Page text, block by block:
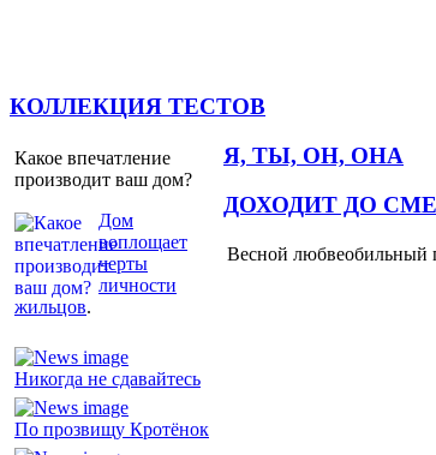
КОЛЛЕКЦИЯ ТЕСТОВ
Какое впечатление
производит ваш дом?
Дом
воплощает
черты
личности
жильцов.
Я, ТЫ, ОН, ОНА
Никогда не сдавайтесь
По прозвищу Кротёнок
ДОХОДИТ ДО
Весной любвеобильный